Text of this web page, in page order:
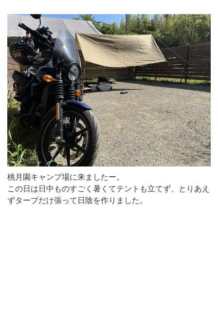
桃月園キャンプ場に来ましたー。
この日は日中ものすごく暑くてテントも立てず、とりあえ
ずタープだけ張って日陰を作りました。